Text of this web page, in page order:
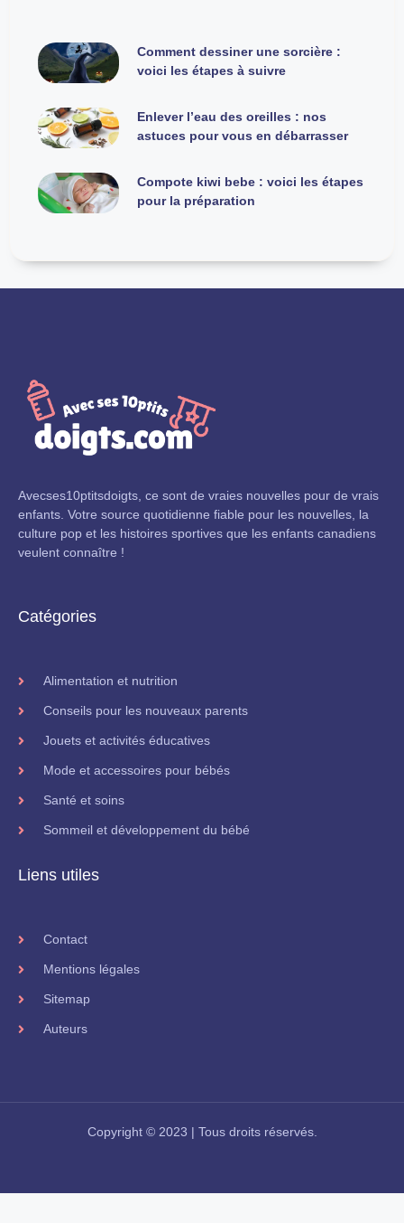
Comment dessiner une sorcière :
voici les étapes à suivre
Enlever l’eau des oreilles : nos
astuces pour vous en débarrasser
Compote kiwi bebe : voici les étapes
pour la préparation
Avecses10ptitsdoigts, ce sont de vraies nouvelles pour de vrais
enfants. Votre source quotidienne fiable pour les nouvelles, la
culture pop et les histoires sportives que les enfants canadiens
veulent connaître !
Catégories
Alimentation et nutrition
Conseils pour les nouveaux parents
Jouets et activités éducatives
Mode et accessoires pour bébés
Santé et soins
Sommeil et développement du bébé
Liens utiles
Contact
Mentions légales
Sitemap
Auteurs
Copyright © 2023 | Tous droits réservés.